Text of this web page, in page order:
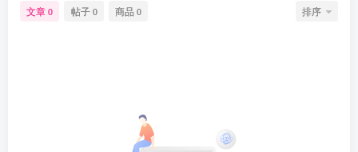
文章 0 帖子 0 商品 0 排序